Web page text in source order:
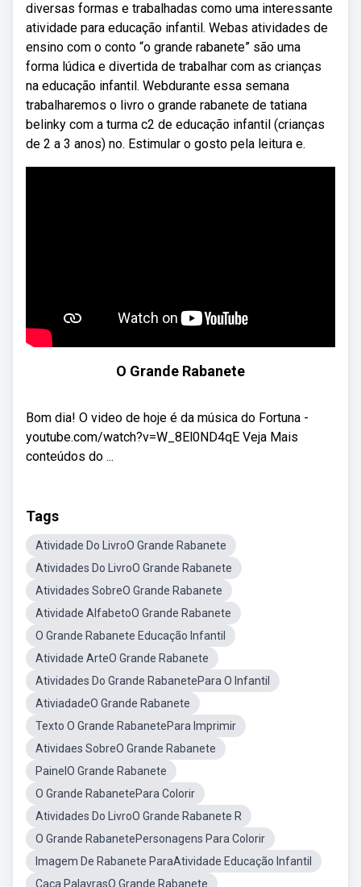
diversas formas e trabalhadas como uma interessante
atividade para educação infantil. Webas atividades de
ensino com o conto “o grande rabanete” são uma
forma lúdica e divertida de trabalhar com as crianças
na educação infantil. Webdurante essa semana
trabalharemos o livro o grande rabanete de tatiana
belinky com a turma c2 de educação infantil (crianças
de 2 a 3 anos) no. Estimular o gosto pela leitura e.
O Grande Rabanete
Bom dia! O video de hoje é da música do Fortuna -
youtube.com/watch?v=W_8El0ND4qE Veja Mais
conteúdos do ...
Tags
Atividade Do LivroO Grande Rabanete
Atividades Do LivroO Grande Rabanete
Atividades SobreO Grande Rabanete
Atividade AlfabetoO Grande Rabanete
O Grande Rabanete Educação Infantil
Atividade ArteO Grande Rabanete
Atividades Do Grande RabanetePara O Infantil
AtiviadadeO Grande Rabanete
Texto O Grande RabanetePara Imprimir
Atividaes SobreO Grande Rabanete
PainelO Grande Rabanete
O Grande RabanetePara Colorir
Atividades Do LivroO Grande Rabanete R
O Grande RabanetePersonagens Para Colorir
Imagem De Rabanete ParaAtividade Educação Infantil
Caça PalavrasO Grande Rabanete